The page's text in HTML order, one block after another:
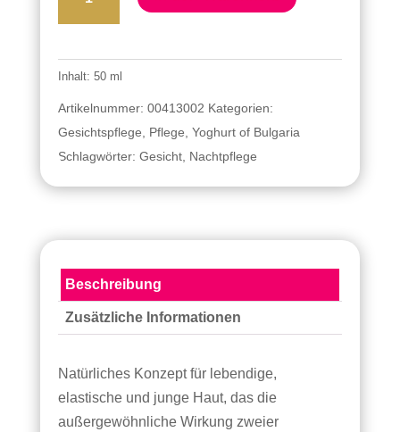
Falten
OF
BULGARIA“
Menge
Inhalt: 50 ml
Artikelnummer: 00413002 Kategorien:
Gesichtspflege, Pflege, Yoghurt of Bulgaria
Schlagwörter: Gesicht, Nachtpflege
Beschreibung
Zusätzliche Informationen
Natürliches Konzept für lebendige,
elastische und junge Haut, das die
außergewöhnliche Wirkung zweier